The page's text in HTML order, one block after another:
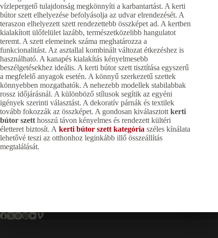
vízlepergető tulajdonság megkönnyíti a karbantartást. A kerti
bútor szett elhelyezése befolyásolja az udvar elrendezését. A
teraszon elhelyezett szett rendezettebb összképet ad. A kertben
kialakított ülőfelület lazább, természetközelibb hangulatot
teremt. A szett elemeinek száma meghatározza a
funkcionalitást. Az asztallal kombinált változat étkezéshez is
használható. A kanapés kialakítás kényelmesebb
beszélgetésekhez ideális. A kerti bútor szett tisztítása egyszerű
a megfelelő anyagok esetén. A könnyű szerkezetű szettek
könnyebben mozgathatók. A nehezebb modellek stabilabbak
rossz időjárásnál. A különböző stílusok segítik az egyéni
igények szerinti választást. A dekoratív párnák és textilek
tovább fokozzák az összképet. A gondosan kiválasztottkerti
bútor szetthosszú távon kényelmes és rendezett kültéri
életteret biztosít. A kerti bútor szett kategória széles kínálata
lehetővé teszi az otthonhoz leginkább illő összeállítás
megtalálását.